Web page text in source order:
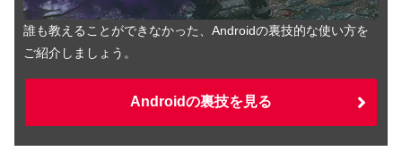
誰も教えることができなかった、Androidの裏技的な使い方を
ご紹介しましょう。
Androidの裏技を見る